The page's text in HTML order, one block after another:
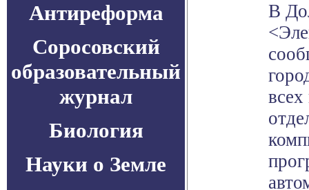
Антиреформа
Соросовский
образовательный
журнал
Биология
Науки о Земле
В